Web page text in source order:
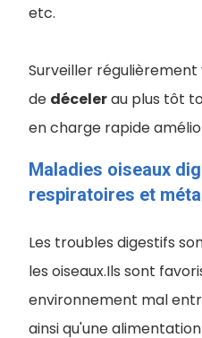
etc.
Surveiller
de décelerau plus tôt
en charge rapide
Maladies oiseaux
respiratoires et
Les troubles digestifs
les oiseaux.Ils sont
environnement mal
ainsi qu'une